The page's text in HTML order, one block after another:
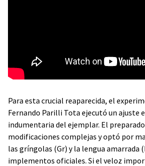
Para esta crucial reaparecida, el
Fernando Parilli Tota ejecutó un ajuste
indumentaria del ejemplar. El
modificaciones complejas y optó por
las gríngolas (Gr) y la lengua amarrada
implementos oficiales. Si el veloz